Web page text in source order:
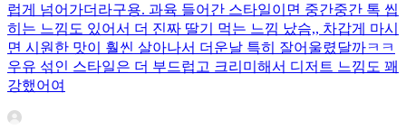
럽게 넘어가더라구용. 과육 들어간 스타일이면 중간중간 톡 씹
히는 느낌도 있어서 더 진짜 딸기 먹는 느낌 났슴,, 차갑게 마시
면 시원한 맛이 훨씬 살아나서 더운날 특히 잘어울렸달까ㅋㅋ
우유 섞인 스타일은 더 부드럽고 크리미해서 디저트 느낌도 꽤
강했어여